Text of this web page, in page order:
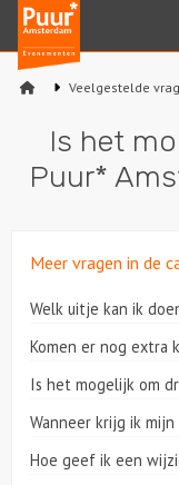
Puur*
Amsterdam
bedrijfsuitjes
Veelgestelde
Is het
Puur*
Meer vragen in de
Welk uitje kan ik
Komen er nog extra
Is het mogelijk om
Wanneer krijg ik
Hoe geef ik een